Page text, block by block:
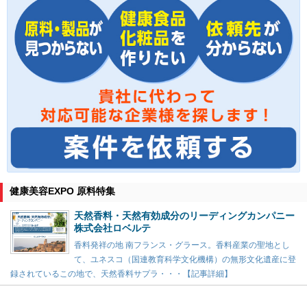
健康美容EXPO 原料特集
天然香料・天然有効成分のリーディングカンパニー
株式会社ロベルテ
香料発祥の地 南フランス・グラース。香料産業の聖地とし
て、ユネスコ（国連教育科学文化機構）の無形文化遺産に登
録されているこの地で、天然香料サプラ・・・【記事詳細】